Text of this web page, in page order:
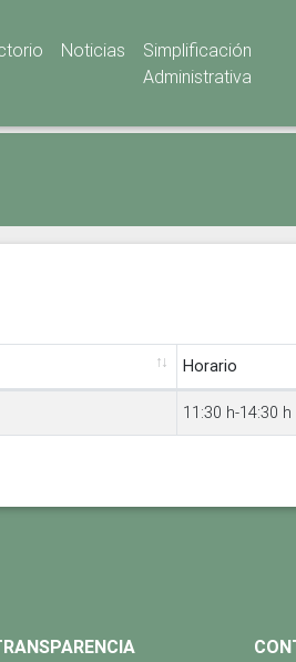
Noticias
Simplificación
Administrativa
Horario
11:30 h-14:30 h